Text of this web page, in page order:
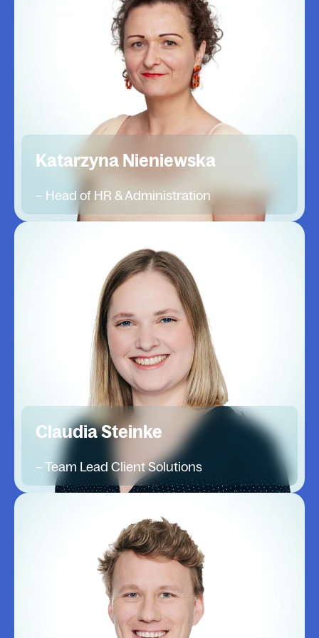
Katarzyna Nieniewska
– Head of HR & Administration
Claudia Steinke
– Team Lead Client Solutions